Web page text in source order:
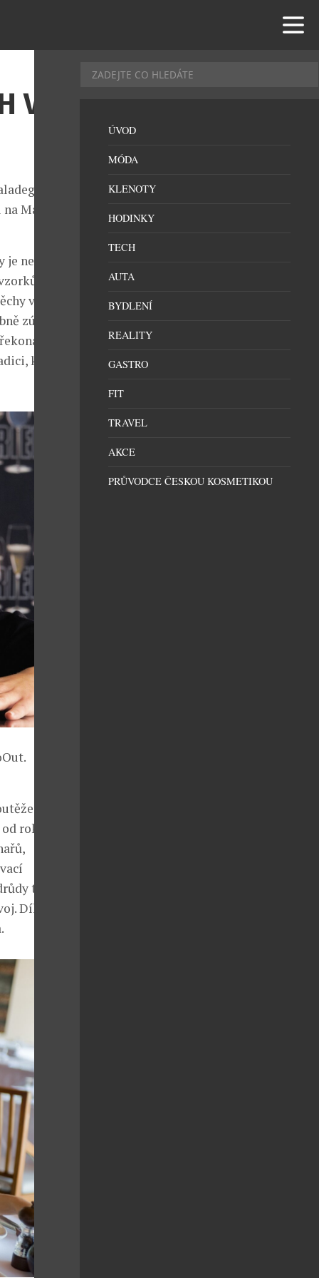
VÍN
Malé
největší
Na
vítězů
zúčastní
kvalitu
vín
roku 2007,
třikrát
Díky
ÚVOD
MÓDA
KLENOTY
HODINKY
TECH
AUTA
BYDLENÍ
REALITY
GASTRO
FIT
TRAVEL
AKCE
PRŮVODCE ČESKOU KOSMETIKOU